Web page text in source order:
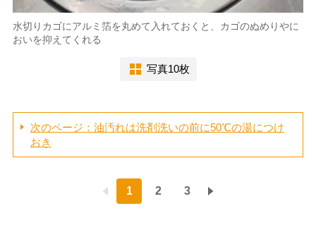
水切りカゴにアルミ箔を丸めて入れておくと、カゴのぬめりやに
おいを抑えてくれる
写真10枚
次のページ：油汚れは洗剤洗いの前に50℃の湯につけ
おき
1 2 3